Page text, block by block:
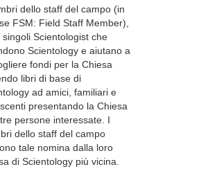
dello staff del campo (in
FSM: Field Staff Member),
singoli Scientologist che
Scientology e aiutano a
fondi per la Chiesa
libri di base di
ad amici, familiari e
presentando la Chiesa
persone interessate. I
dello staff del campo
tale nomina dalla loro
di Scientology più vicina.